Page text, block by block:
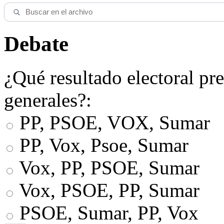
Debate
¿Qué resultado electoral
generales?:
PP, PSOE, VOX, Sumar
PP, Vox, Psoe, Sumar
Vox, PP, PSOE, Sumar
Vox, PSOE, PP, Sumar
PSOE, Sumar, PP, Vox